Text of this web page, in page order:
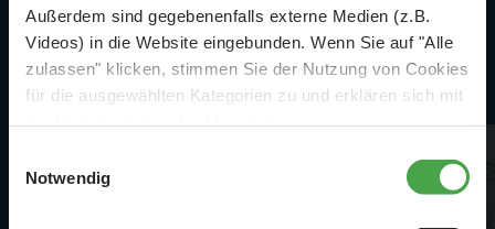
Außerdem sind gegebenenfalls externe Medien (z.B.
Videos) in die Website eingebunden. Wenn Sie auf "Alle
zulassen" klicken, stimmen Sie der Nutzung von Cookies
für die ausgewählten Kategorien zu und erklären sich mit
diese Einstellungen jederzeit über die Schaltfläche
Notwendig
Highlights in Skandinavien